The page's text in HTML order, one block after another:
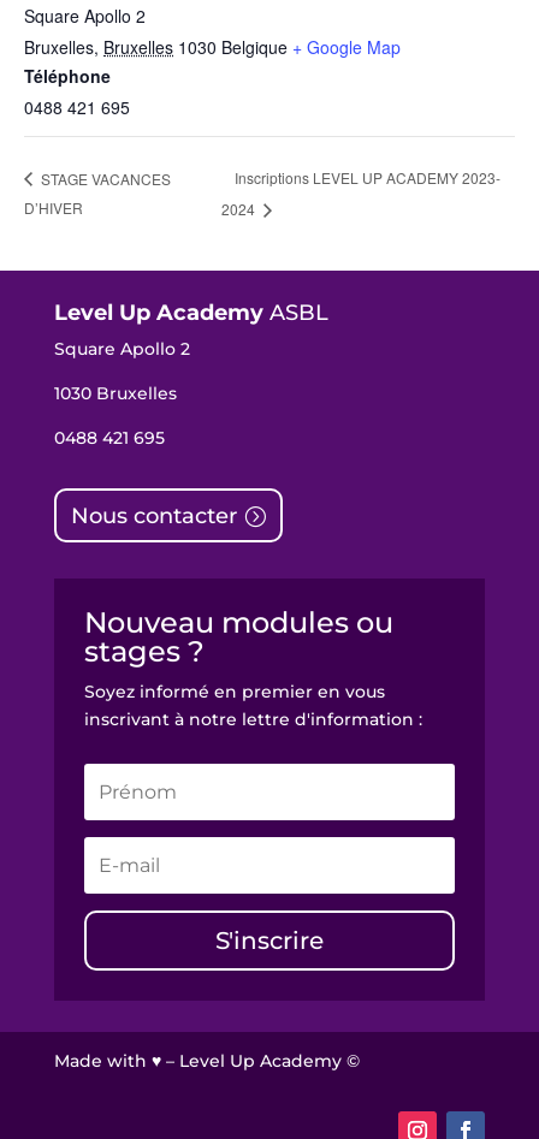
Square Apollo 2
Bruxelles, Bruxelles 1030 Belgique + Google Map
Téléphone
0488 421 695
STAGE VACANCES
D’HIVER
Inscriptions LEVEL UP ACADEMY 2023-
2024
Level Up Academy ASBL
Square Apollo 2
1030 Bruxelles
0488 421 695
Nous contacter
Nouveau modules ou
stages ?
Soyez informé en premier en vous
inscrivant à notre lettre d'information :
S'inscrire
Made with ♥ – Level Up Academy ©